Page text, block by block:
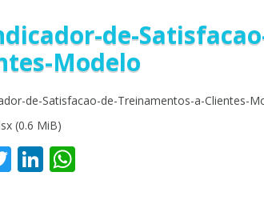
de-
Modelo
de-Satisfacao-de-Treinamentos-a-Clientes-
(0.6 MiB)
TwitterLinkedIn